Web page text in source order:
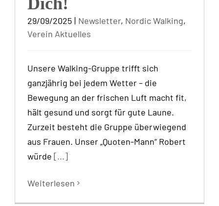
29/09/2025 | Newsletter, Nordic Walking,
Verein Aktuelles
Unsere Walking-Gruppe trifft sich
ganzjährig bei jedem Wetter – die
Bewegung an der frischen Luft macht fit,
hält gesund und sorgt für gute Laune.
Zurzeit besteht die Gruppe überwiegend
aus Frauen. Unser „Quoten-Mann“ Robert
würde [...]
Weiterlesen